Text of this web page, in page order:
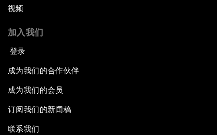
视频
加入我们
登录
成为我们的合作伙伴
成为我们的会员
订阅我们的新闻稿
联系我们